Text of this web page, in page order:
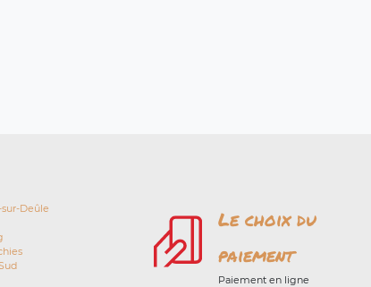
Deûle
Le choix du
paiement
Paiement en ligne